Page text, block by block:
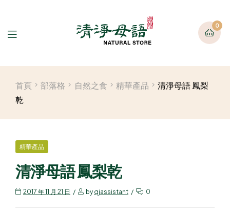
0
首頁 部落格 自然之食 精華產品
清淨母語 鳳梨
乾
精華產品
清淨母語 鳳梨乾
2017 年 11 月 21 日 byqjassistant 0